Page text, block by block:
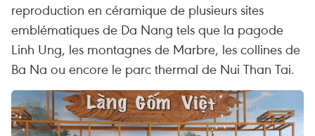
reproduction en céramique de plusieurs sites
emblématiques de Da Nang tels que la pagode
Linh Ung, les montagnes de Marbre, les collines de
Ba Na ou encore le parc thermal de Nui Than Tai.